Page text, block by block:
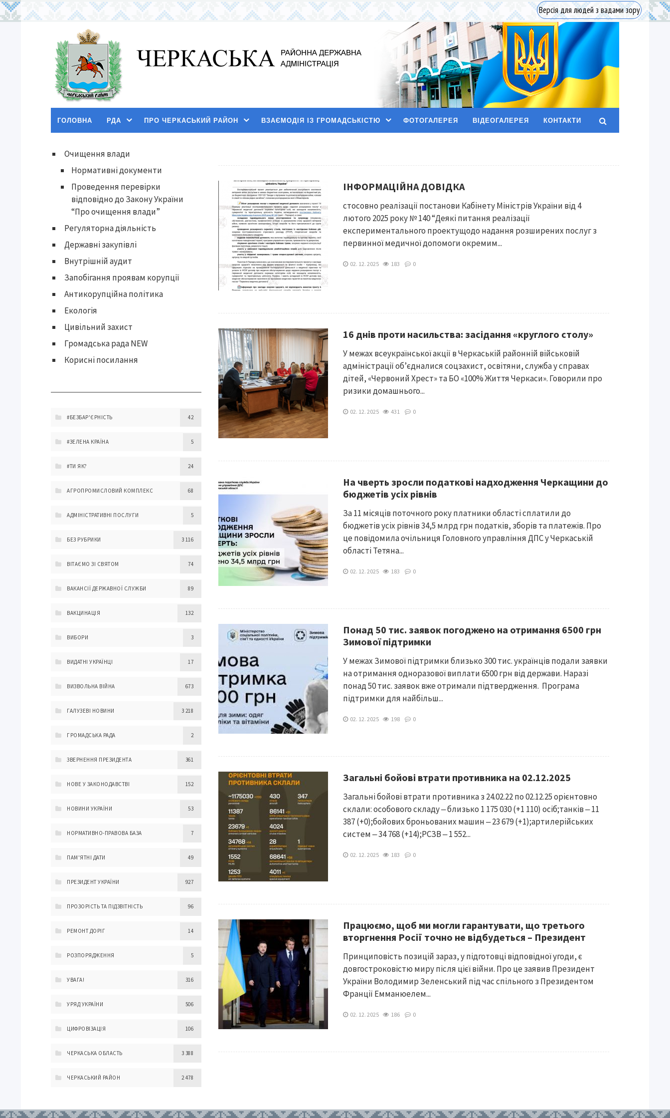
Версія для людей з вадами зору
ГОЛОВНА РДА ПРО ЧЕРКАСЬКИЙ РАЙОН ВЗАЄМОДІЯ ІЗ ГРОМАДСЬКІСТЮ ФОТОГАЛЕРЕЯ ВІДЕОГАЛЕРЕЯ КОНТАКТИ
ІНФОРМАЦІЙНА ДОВІДКА
стосовно реалізації постанови Кабінету Міністрів України від 4
лютого 2025 року № 140 “Деякі питання реалізації
експериментального проектущодо надання розширених послуг з
первинної медичної допомоги окремим...
02. 12. 2025 183 0
16 днів проти насильства: засідання «круглого столу»
У межах всеукраїнської акції в Черкаській районній військовій
адміністрації об’єдналися соцзахист, освітяни, служба у справах
дітей, «Червоний Хрест» та БО «100% Життя Черкаси». Говорили про
ризики домашнього...
02. 12. 2025 431 0
На чверть зросли податкові надходження Черкащини до
бюджетів усіх рівнів
За 11 місяців поточного року платники області сплатили до
бюджетів усіх рівнів 34,5 млрд грн податків, зборів та платежів. Про
це повідомила очільниця Головного управління ДПС у Черкаській
області Тетяна...
02. 12. 2025 183 0
Понад 50 тис. заявок погоджено на отримання 6500 грн
Зимової підтримки
У межах Зимової підтримки близько 300 тис. українців подали заявки
на отримання одноразової виплати 6500 грн від держави. Наразі
понад 50 тис. заявок вже отримали підтвердження. Програма
підтримки для найбільш...
02. 12. 2025 198 0
Загальні бойові втрати противника на 02.12.2025
Загальні бойові втрати противника з 24.02.22 по 02.12.25 орієнтовно
склали: особового складу ‒ близько 1 175 030 (+1 110) осіб;танків ‒ 11
387 (+0);бойових броньованих машин ‒ 23 679 (+1);артилерійських
систем ‒ 34 768 (+14);РСЗВ ‒ 1 552...
02. 12. 2025 183 0
Працюємо, щоб ми могли гарантувати, що третього
вторгнення Росії точно не відбудеться – Президент
Принциповість позицій зараз, у підготовці відповідної угоди, є
довгостроковістю миру після цієї війни. Про це заявив Президент
України Володимир Зеленський під час спільного з Президентом
Франції Емманюелем...
02. 12. 2025 186 0
Очищення влади
Нормативні документи
Проведення перевірки
відповідно до Закону України
“Про очищення влади”
Регуляторна діяльність
Державні закупівлі
Внутрішній аудит
Запобігання проявам корупції
Антикорупційна політика
Екологія
Цивільний захист
Громадська рада NEW
Корисні посилання
#БЕЗБАР'ЄРНІСТЬ 42
#ЗЕЛЕНА КРАЇНА 5
#ТИ ЯК? 24
АГРОПРОМИСЛОВИЙ КОМПЛЕКС 68
АДМІНІСТРАТИВНІ ПОСЛУГИ 5
БЕЗ РУБРИКИ 3 116
ВІТАЄМО ЗІ СВЯТОМ 74
ВАКАНСІЇ ДЕРЖАВНОЇ СЛУЖБИ 89
ВАКЦИНАЦІЯ 132
ВИБОРИ 3
ВИДАТНІ УКРАЇНЦІ 17
ВИЗВОЛЬНА ВІЙНА 673
ГАЛУЗЕВІ НОВИНИ 3 218
ГРОМАДСЬКА РАДА 2
ЗВЕРНЕННЯ ПРЕЗИДЕНТА 361
НОВЕ У ЗАКОНОДАВСТВІ 152
НОВИНИ УКРАЇНИ 53
НОРМАТИВНО-ПРАВОВА БАЗА 7
ПАМ'ЯТНІ ДАТИ 49
ПРЕЗИДЕНТ УКРАЇНИ 927
ПРОЗОРІСТЬ ТА ПІДЗВІТНІСТЬ 96
РЕМОНТ ДОРІГ 14
РОЗПОРЯДЖЕННЯ 5
УВАГА! 316
УРЯД УКРАЇНИ 506
ЦИФРОВІЗАЦІЯ 106
ЧЕРКАСЬКА ОБЛАСТЬ 3 388
ЧЕРКАСЬКИЙ РАЙОН 2 478